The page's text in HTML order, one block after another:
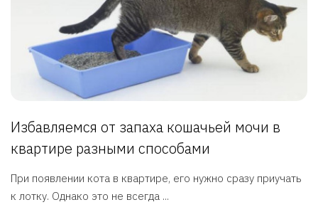
Избавляемся от запаха кошачьей мочи в
квартире разными способами
При появлении кота в квартире, его нужно сразу приучать
к лотку. Однако это не всегда ...